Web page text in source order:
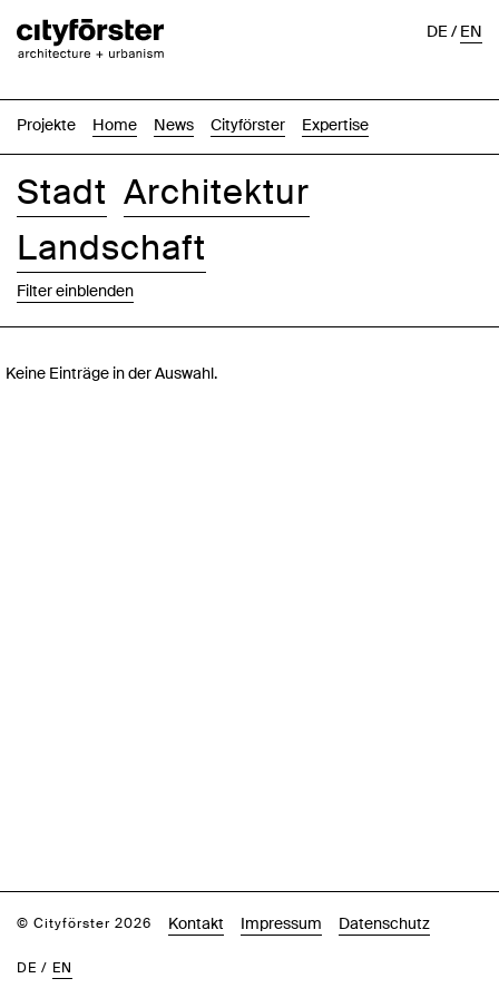
Projekte Home News Cityförster Expertise
DE/EN
Stadt Architektur
Landschaft
Filter einblenden
Keine Einträge in der Auswahl.
© Cityförster 2026 Kontakt Impressum Datenschutz
DE / EN